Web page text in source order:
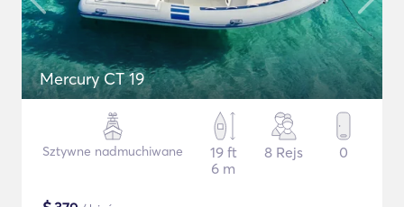
Mercury CT 19
Sztywne nadmuchiwane
19 ft
6 m
8 Rejs 0